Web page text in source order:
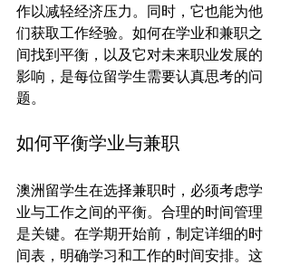
作以减轻经济压力。同时，它也能为他
们获取工作经验。如何在学业和兼职之
间找到平衡，以及它对未来职业发展的
影响，是每位留学生需要认真思考的问
如何平衡学业与兼职
澳洲留学生在选择兼职时，必须考虑学
业与工作之间的平衡。合理的时间管理
是关键。在学期开始前，制定详细的时
间表，明确学习和工作的时间安排。这